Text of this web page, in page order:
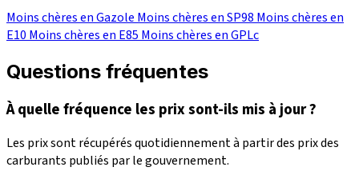
Moins chères en Gazole Moins chères en SP98 Moins chères en
E10 Moins chères en E85 Moins chères en GPLc
Questions fréquentes
À quelle fréquence les prix sont-ils mis à jour ?
Les prix sont récupérés quotidiennement à partir des prix des
carburants publiés par le gouvernement.